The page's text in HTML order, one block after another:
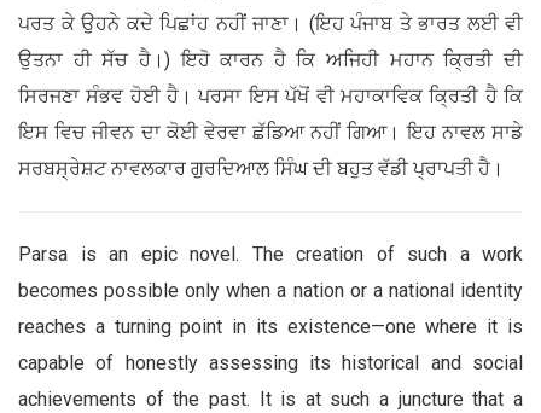
ਪਰਤ ਕੇ ਉਹਨੇ ਕਦੇ ਪਿਛਾਂਹ ਨਹੀਂ ਜਾਣਾ। (ਇਹ ਪੰਜਾਬ ਤੇ ਭਾਰਤ ਲਈ ਵੀ
ਉਤਨਾ ਹੀ ਸੱਚ ਹੈ।) ਇਹੋ ਕਾਰਨ ਹੈ ਕਿ ਅਜਿਹੀ ਮਹਾਨ ਕ੍ਰਿਤੀ ਦੀ
ਸਿਰਜਣਾ ਸੰਭਵ ਹੋਈ ਹੈ। ਪਰਸਾ ਇਸ ਪੱਖੋਂ ਵੀ ਮਹਾਕਾਵਿਕ ਕ੍ਰਿਤੀ ਹੈ ਕਿ
ਇਸ ਵਿਚ ਜੀਵਨ ਦਾ ਕੋਈ ਵੇਰਵਾ ਛੱਡਿਆ ਨਹੀਂ ਗਿਆ। ਇਹ ਨਾਵਲ ਸਾਡੇ
ਸਰਬਸ੍ਰੇਸ਼ਟ ਨਾਵਲਕਾਰ ਗੁਰਦਿਆਲ ਸਿੰਘ ਦੀ ਬਹੁਤ ਵੱਡੀ ਪ੍ਰਾਪਤੀ ਹੈ।
Parsa is an epic novel. The creation of such a work
becomes possible only when a nation or a national identity
reaches a turning point in its existence—one where it is
capable of honestly assessing its historical and social
achievements of the past. It is at such a juncture that a